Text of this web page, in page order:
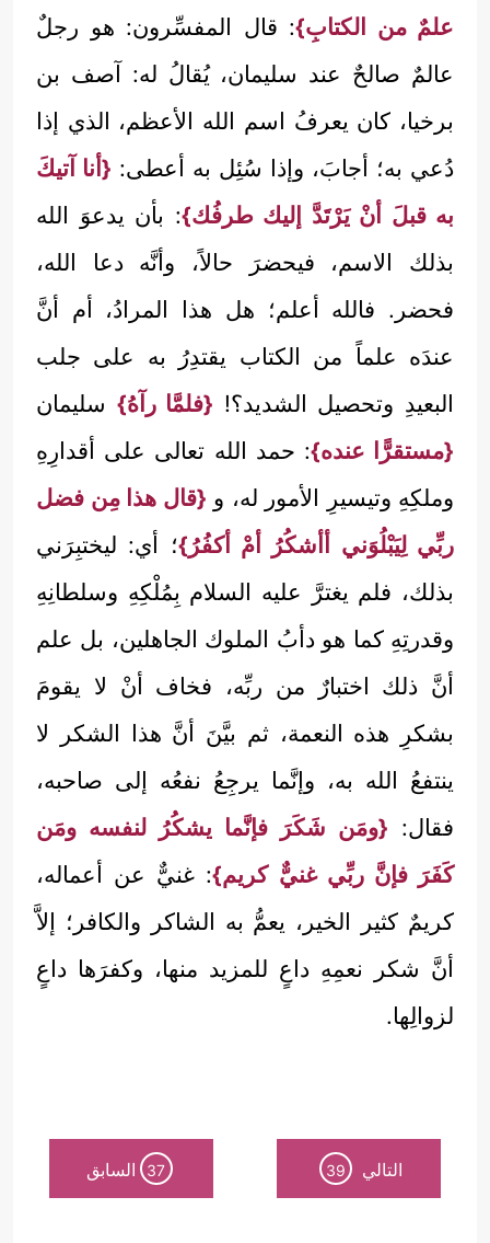
علمٌ من الكتابِ}: قال المفسِّرون: هو رجلٌ
عالمٌ صالحٌ عند سليمان، يُقالُ له: آصف بن
برخيا، كان يعرفُ اسم الله الأعظم، الذي إذا
دُعي به؛ أجابَ، وإذا سُئِل به أعطى: {أنا آتيكَ
به قبلَ أنْ يَرْتَدَّ إليك طرفُك}: بأن يدعوَ الله
بذلك الاسم، فيحضرَ حالاً، وأنَّه دعا الله،
فحضر. فالله أعلم؛ هل هذا المرادُ، أم أنَّ
عندَه علماً من الكتاب يقتدِرُ به على جلب
البعيدِ وتحصيل الشديد؟! {فلمَّا رآهُ} سليمان
{مستقرًّا عنده}: حمد الله تعالى على أقدارِهِ
وملكِهِ وتيسيرِ الأمور له، و {قال هذا مِن فضل
ربِّي لِيَبْلُوَني أأشكُرُ أمْ أكفُرُ}؛ أي: ليختبِرَني
بذلك، فلم يغترَّ عليه السلام بِمُلْكِهِ وسلطانِهِ
وقدرتِهِ كما هو دأبُ الملوك الجاهلين، بل علم
أنَّ ذلك اختبارٌ من ربِّه، فخاف أنْ لا يقومَ
بشكرِ هذه النعمة، ثم بيَّنَ أنَّ هذا الشكر لا
ينتفعُ الله به، وإنَّما يرجِعُ نفعُه إلى صاحبه،
فقال: {ومَن شَكَرَ فإنَّما يشكُرُ لنفسه ومَن
كَفَرَ فإنَّ ربِّي غنيٌّ كريم}: غنيٌّ عن أعماله،
كريمٌ كثير الخير، يعمُّ به الشاكر والكافر؛ إلاَّ
أنَّ شكر نعمِهِ داعٍ للمزيد منها، وكفرَها داعٍ
لزوالِها.
التالي 39
37 السابق